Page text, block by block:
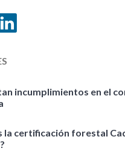
incumplimientos en el
la certificación forestal